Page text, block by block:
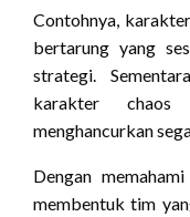
Contohnya,
bertarung yang
strategi.
karakter
menghancurkan
Dengan
membentuk tim